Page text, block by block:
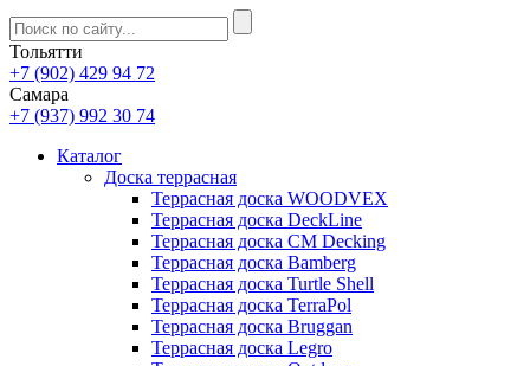
Тольятти
+7 (902) 429 94 72
Самара
+7 (937) 992 30 74
Каталог
Доска террасная
Террасная доска WOODVEX
Террасная доска DeckLine
Террасная доска CM Decking
Террасная доска Bamberg
Террасная доска Turtle Shell
Террасная доска TerraPol
Террасная доска Bruggan
Террасная доска Legro